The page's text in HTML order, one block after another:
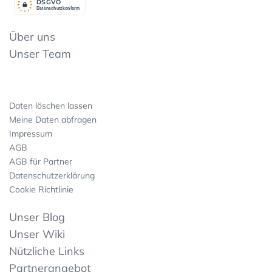
Datenschutzkonform
Über uns
Unser Team
Daten löschen lassen
Meine Daten abfragen
Impressum
AGB
AGB für Partner
Datenschutzerklärung
Cookie Richtlinie
Unser Blog
Unser Wiki
Nützliche Links
Partnerangebot